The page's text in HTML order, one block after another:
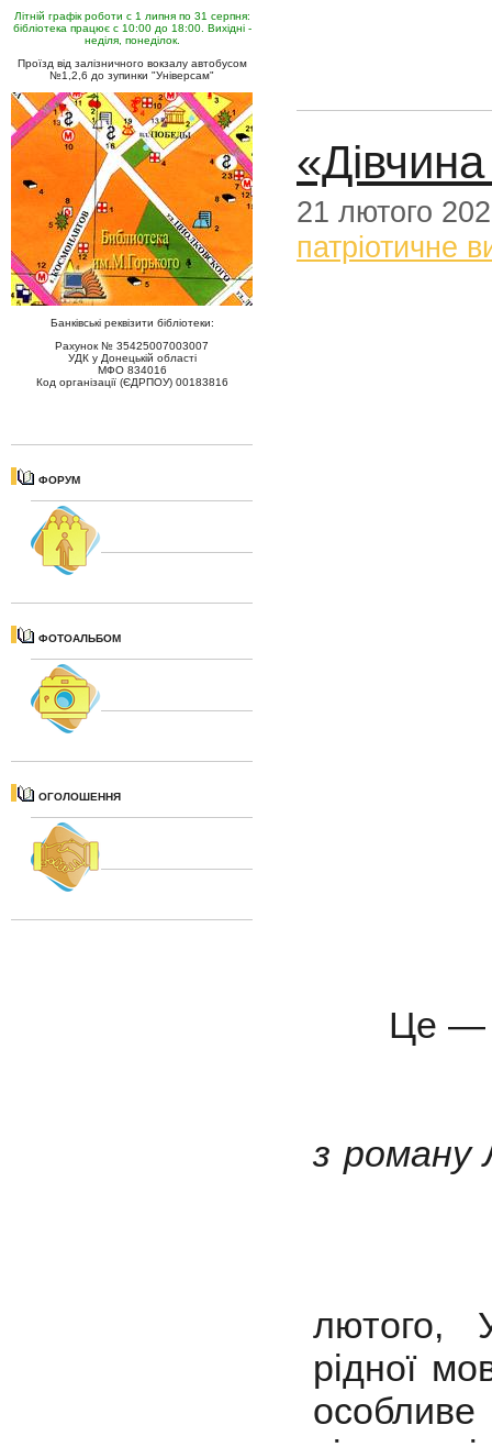
Літній графік роботи с 1 липня по 31 серпня:
бібліотека працює с 10:00 до 18:00. Вихідні -
неділя, понеділок.
Проїзд від залізничного вокзалу автобусом
№1,2,6 до зупинки "Універсам"
Банківські реквізити бібліотеки:
Рахунок № 35425007003007
УДК у Донецькій області
МФО 834016
Код організації (ЄДРПОУ) 00183816
ФОРУМ
ФОТОАЛЬБОМ
ОГОЛОШЕННЯ
21 лютого
патріотичне
Це —
з роману
лютого,
рідної